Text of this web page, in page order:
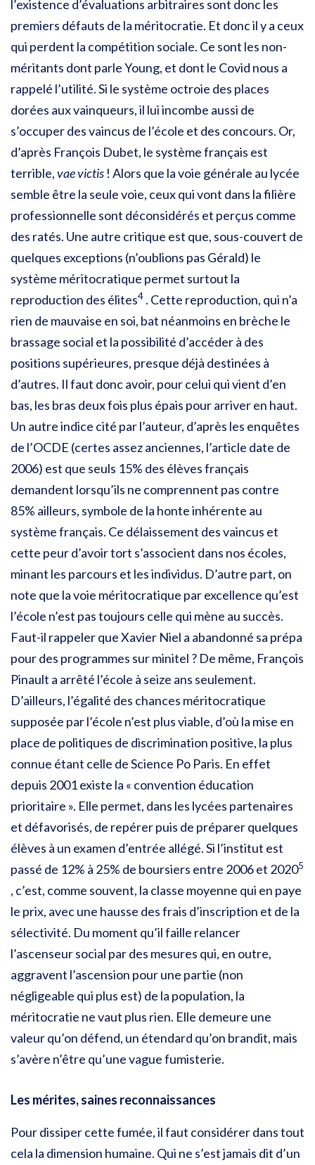
l’existence d’évaluations arbitraires sont donc les
premiers défauts de la méritocratie. Et donc il y a ceux
qui perdent la compétition sociale. Ce sont les non-
méritants dont parle Young, et dont le Covid nous a
rappelé l’utilité. Si le système octroie des places
dorées aux vainqueurs, il lui incombe aussi de
s’occuper des vaincus de l’école et des concours. Or,
d’après François Dubet, le système français est
terrible,vae victis ! Alors que la voie générale au lycée
semble être la seule voie, ceux qui vont dans la filière
professionnelle sont déconsidérés et perçus comme
des ratés. Une autre critique est que, sous-couvert de
quelques exceptions (n’oublions pas Gérald) le
système méritocratique permet surtout la
reproduction des élites4 . Cette reproduction, qui n’a
rien de mauvaise en soi, bat néanmoins en brèche le
brassage social et la possibilité d’accéder à des
positions supérieures, presque déjà destinées à
d’autres. Il faut donc avoir, pour celui qui vient d’en
bas, les bras deux fois plus épais pour arriver en haut.
Un autre indice cité par l’auteur, d’après les enquêtes
de l’OCDE (certes assez anciennes, l’article date de
2006) est que seuls 15% des élèves français
demandent lorsqu’ils ne comprennent pas contre
85% ailleurs, symbole de la honte inhérente au
système français. Ce délaissement des vaincus et
cette peur d’avoir tort s’associent dans nos écoles,
minant les parcours et les individus. D’autre part, on
note que la voie méritocratique par excellence qu’est
l’école n’est pas toujours celle qui mène au succès.
Faut-il rappeler que Xavier Niel a abandonné sa prépa
pour des programmes sur minitel ? De même, François
Pinault a arrêté l’école à seize ans seulement.
D’ailleurs, l’égalité des chances méritocratique
supposée par l’école n’est plus viable, d’où la mise en
place de politiques de discrimination positive, la plus
connue étant celle de Science Po Paris. En effet
depuis 2001 existe la « convention éducation
prioritaire ». Elle permet, dans les lycées partenaires
et défavorisés, de repérer puis de préparer quelques
élèves à un examen d’entrée allégé. Si l’institut est
passé de 12% à 25% de boursiers entre 2006 et 20205
, c’est, comme souvent, la classe moyenne qui en paye
le prix, avec une hausse des frais d’inscription et de la
sélectivité. Du moment qu’il faille relancer
l’ascenseur social par des mesures qui, en outre,
aggravent l’ascension pour une partie (non
négligeable qui plus est) de la population, la
méritocratie ne vaut plus rien. Elle demeure une
valeur qu’on défend, un étendard qu’on brandit, mais
s’avère n’être qu’une vague fumisterie.
Les mérites, saines reconnaissances
Pour dissiper cette fumée, il faut considérer dans tout
cela la dimension humaine. Qui ne s’est jamais dit d’un